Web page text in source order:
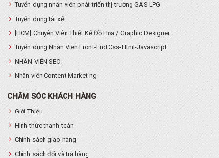
Tuyển dụng nhân viên phát triển thị trường GAS LPG
Tuyển dụng tài xế
[HCM] Chuyên Viên Thiết Kế Đồ Họa / Graphic Designer
Tuyển dụng Nhân Viên Front-End Css-Html-Javascript
NHÂN VIÊN SEO
Nhân viên Content Marketing
CHĂM SÓC KHÁCH HÀNG
Giới Thiệu
Hình thức thanh toán
Chính sách giao hàng
Chính sách đổi và trả hàng